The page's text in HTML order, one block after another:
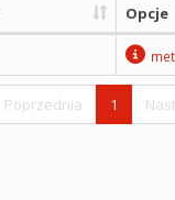
Opcje
Poprzednia 1